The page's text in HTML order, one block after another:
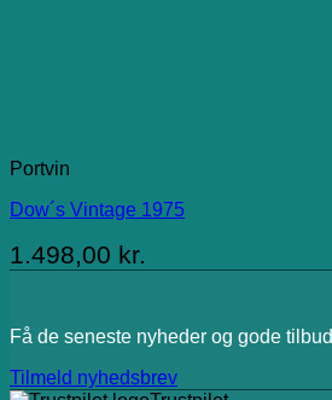
Portvin
Dow´s Vintage 1975
1.498,00 kr.
Få de seneste nyheder og gode tilbud
Tilmeld nyhedsbrev